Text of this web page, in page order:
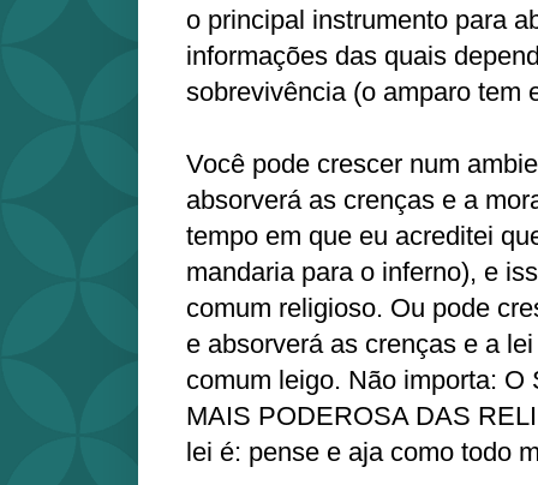
o principal instrumento para
informações das quais
sobrevivência (o amparo tem
Você pode crescer num
absorverá as crenças e a
tempo em que eu acreditei
mandaria para o inferno), e
comum religioso. Ou pode
e absorverá as crenças e a
comum leigo. Não importa: O
MAIS PODEROSA DAS
lei é: pense e aja como todo